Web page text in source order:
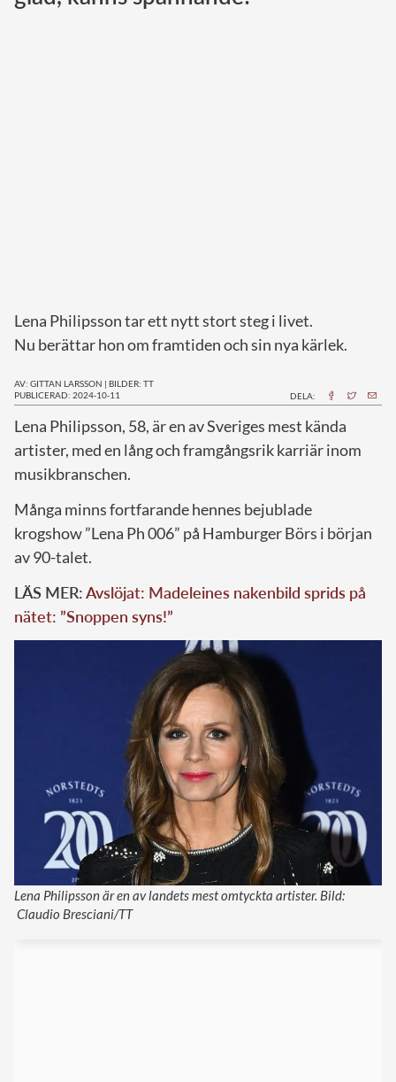
Monacos furstehus
Lena Philipsson tar ett nytt stort steg i livet.
Nu berättar hon om framtiden och sin nya kärlek.
AV: GITTAN LARSSON | BILDER: TT
PUBLICERAD: 2024-10-11
DELA:
Lena Philipsson, 58, är en av Sveriges mest kända
artister, med en lång och framgångsrik karriär inom
musikbranschen.
Många minns fortfarande hennes bejublade
krogshow ”Lena Ph 006” på Hamburger Börs i början
av 90-talet.
LÄS MER:Avslöjat: Madeleines nakenbild sprids på
nätet: ”Snoppen syns!”
Lena Philipsson är en av landets mest omtyckta artister. Bild:
Claudio Bresciani/TT